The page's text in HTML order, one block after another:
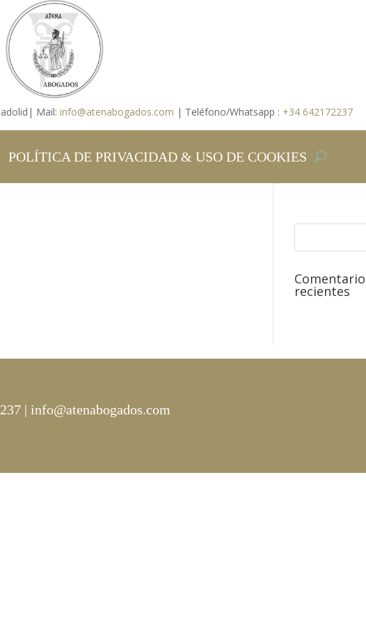
Mail: info@atenabogados.com | Teléfono/Whatsapp : +34 642172237
POLÍTICA DE PRIVACIDAD & USO DE COOKIES
recientes
| info@atenabogados.com